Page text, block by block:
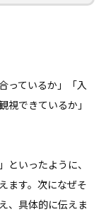
っているか」「入
できているか」
いったように、
ます。次になぜそ
、具体的に伝えま